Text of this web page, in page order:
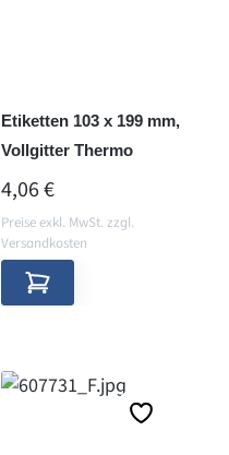
Etiketten 103 x 199 mm,
Vollgitter Thermo
REGULÄRER PREIS:
4,06 €
Preise exkl. MwSt. zzgl.
Versandkosten